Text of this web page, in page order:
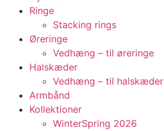
Ringe
Stacking rings
Øreringe
Vedhæng – til øreringe
Halskæder
Vedhæng – til halskæder
Armbånd
Kollektioner
WinterSpring 2026